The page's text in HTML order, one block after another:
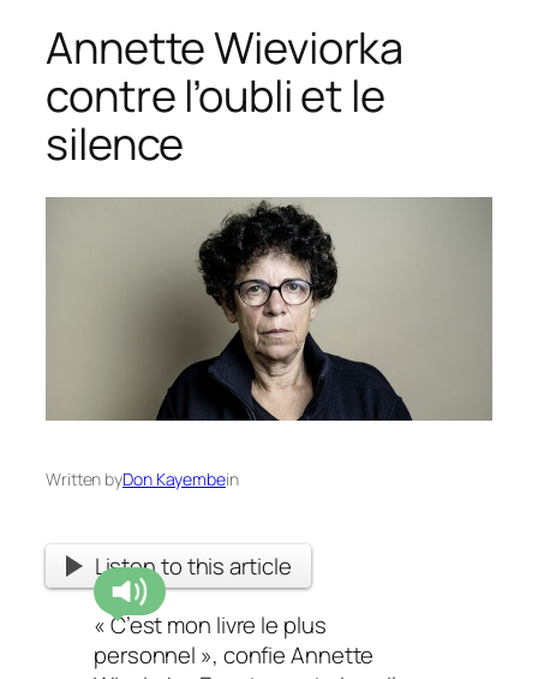
Annette Wieviorka
contre l’oubli et le
silence
Written byDon Kayembein
Listen to this article
« C’est mon livre le plus
personnel », confie ­Annette